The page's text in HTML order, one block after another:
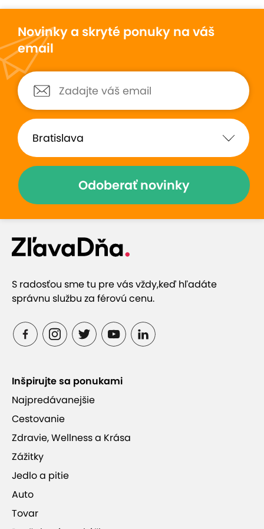
Reštaurácia je otvorená denne, po celý rok aj pre
neobjednaných hostí. Pôsobí často aj v externom
prostredí vo forme ambulantného stánkového
predaja pri rôznych príležitostiach ako sú
vinobrania, hody, jarmoky, výstavy, ako aj pri
rôznych kultúrnych a spoločenských akciách.
Špecifikom reštaurácie je dovoz pečených husí,
kačíc, lokší a pečených prasiatok priamo k Vám
domov, do vašej firmy alebo priamo na vami
pripravovanú akciu.
Novinky a skryté ponuky na váš
email
Odoberať novinky
S radosťou sme tu pre vás vždy,keď hľadáte
správnu službu za férovú cenu.
Inšpirujte sa ponukami
Najpredávanejšie
Cestovanie
Zdravie, Wellness a Krása
Zážitky
Jedlo a pitie
Auto
Tovar